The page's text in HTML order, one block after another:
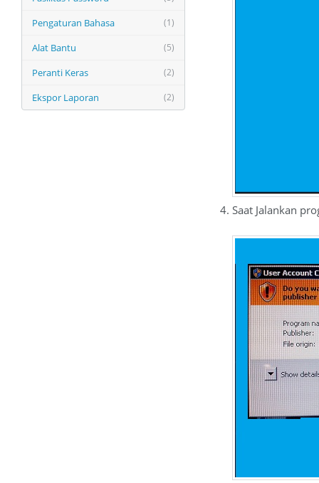
(1)
Pengaturan Bahasa
(5)
Alat Bantu
(2)
Peranti Keras
(2)
Ekspor Laporan
Saat Jalankan